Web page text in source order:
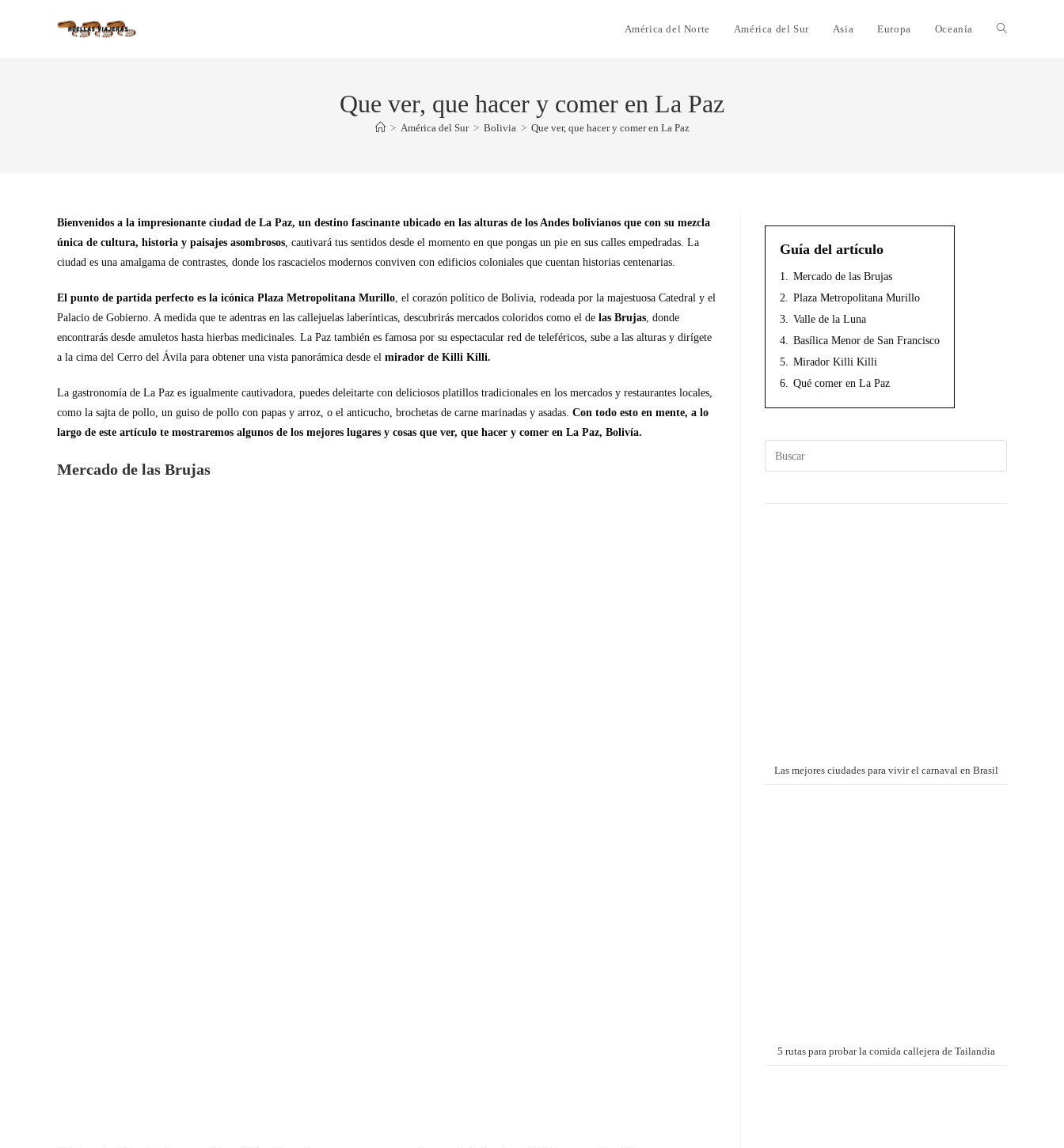
América del Norte América del Sur Asia Europa Oceanía
Que ver, que hacer y comer en La Paz
> América del Sur > Bolivia > Que ver, que hacer y comer en La Paz
Bienvenidos a la impresionante ciudad de La Paz, un destino fascinante ubicado en las alturas de los Andes bolivianos que con su mezcla
única de cultura, historia y paisajes asombrosos, cautivará tus sentidos desde el momento en que pongas un pie en sus calles empedradas. La
ciudad es una amalgama de contrastes, donde los rascacielos modernos conviven con edificios coloniales que cuentan historias centenarias.
El punto de partida perfecto es la icónica Plaza Metropolitana Murillo, el corazón político de Bolivia, rodeada por la majestuosa Catedral y el
Palacio de Gobierno. A medida que te adentras en las callejuelas laberínticas, descubrirás mercados coloridos como el de las Brujas, donde
encontrarás desde amuletos hasta hierbas medicinales. La Paz también es famosa por su espectacular red de teleféricos, sube a las alturas y dirígete
a la cima del Cerro del Ávila para obtener una vista panorámica desde el mirador de Killi Killi.
La gastronomía de La Paz es igualmente cautivadora, puedes deleitarte con deliciosos platillos tradicionales en los mercados y restaurantes locales,
como la sajta de pollo, un guiso de pollo con papas y arroz, o el anticucho, brochetas de carne marinadas y asadas. Con todo esto en mente, a lo
largo de este artículo te mostraremos algunos de los mejores lugares y cosas que ver, que hacer y comer en La Paz, Bolivía.
Mercado de las Brujas
Guía del artículo
1.
Mercado de las Brujas
2.
Plaza Metropolitana Murillo
3.
Valle de la Luna
4.
Basílica Menor de San Francisco
5.
Mirador Killi Killi
6.
Qué comer en La Paz
Las mejores ciudades para vivir el carnaval en Brasil
5 rutas para probar la comida callejera de Tailandia